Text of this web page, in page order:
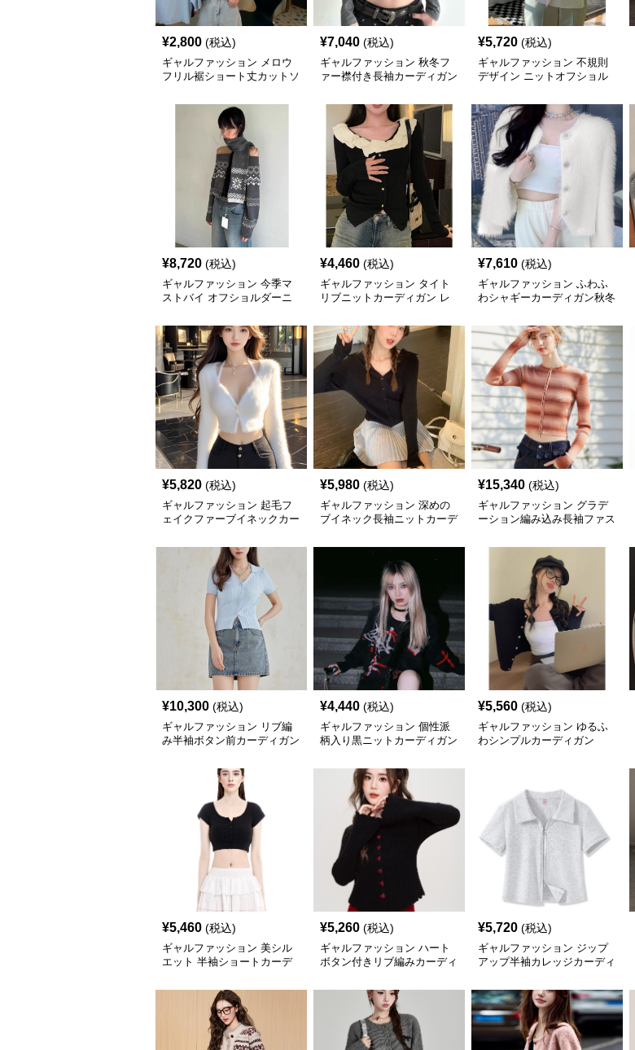
¥2,800 (税込)
ギャルファッション メロウ
フリル裾ショート丈カットソ
¥7,040 (税込)
ギャルファッション 秋冬フ
ァー襟付き長袖カーディガン
¥5,720 (税込)
ギャルファッション 不規則
デザイン ニットオフショル
¥8,720 (税込)
ギャルファッション 今季マ
ストバイ オフショルダーニ
¥4,460 (税込)
ギャルファッション タイト
リブニットカーディガン レ
¥7,610 (税込)
ギャルファッション ふわふ
わシャギーカーディガン秋冬
¥5,820 (税込)
ギャルファッション 起毛フ
ェイクファーブイネックカー
¥5,980 (税込)
ギャルファッション 深めの
ブイネック長袖ニットカーデ
¥15,340 (税込)
ギャルファッション グラデ
ーション編み込み長袖ファス
¥10,300 (税込)
ギャルファッション リブ編
み半袖ボタン前カーディガン
¥4,440 (税込)
ギャルファッション 個性派
柄入り黒ニットカーディガン
¥5,560 (税込)
ギャルファッション ゆるふ
わシンプルカーディガン
¥5,460 (税込)
ギャルファッション 美シル
エット 半袖ショートカーデ
¥5,260 (税込)
ギャルファッション ハート
ボタン付きリブ編みカーディ
¥5,720 (税込)
ギャルファッション ジップ
アップ半袖カレッジカーディ